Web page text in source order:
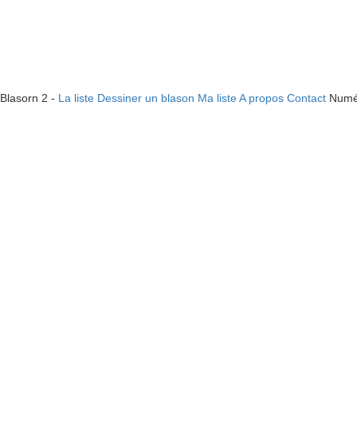
Blasorn 2 - La liste Dessiner un blason Ma listeA propos Contact